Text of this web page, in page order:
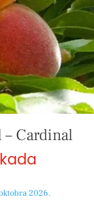
– Cardinal
2026.